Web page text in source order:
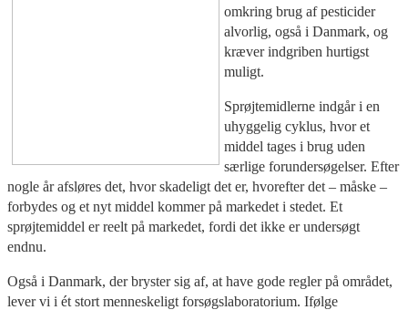
omkring brug af pesticider
alvorlig, også i Danmark, og
kræver indgriben hurtigst
muligt.
Sprøjtemidlerne indgår i en
uhyggelig cyklus, hvor et
middel tages i brug uden
særlige forundersøgelser. Efter
nogle år afsløres det, hvor skadeligt det er, hvorefter det – måske –
forbydes og et nyt middel kommer på markedet i stedet. Et
sprøjtemiddel er reelt på markedet, fordi det ikke er undersøgt
endnu.
Også i Danmark, der bryster sig af, at have gode regler på området,
lever vi i ét stort menneskeligt forsøgslaboratorium. Ifølge